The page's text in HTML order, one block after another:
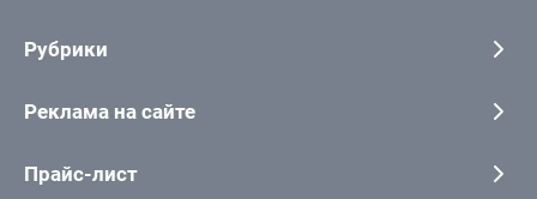
Рубрики
Реклама на сайте
Прайс-лист